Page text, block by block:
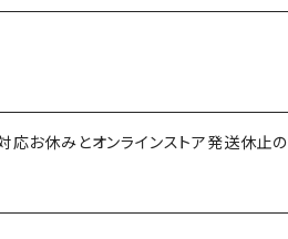
お休みとオンラインストア発送休止の